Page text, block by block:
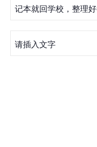
记本就回学校，整理
请插入文字